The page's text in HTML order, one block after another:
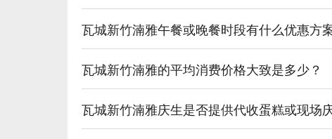
瓦城新竹湳雅午餐或晚餐时段有什么优惠方
瓦城新竹湳雅的平均消费价格大致是多少？
瓦城新竹湳雅庆生是否提供代收蛋糕或现场